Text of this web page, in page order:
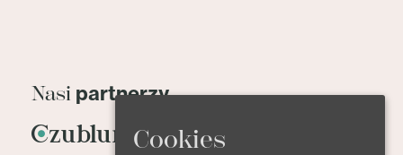
Nasi partnerzy
Cookies